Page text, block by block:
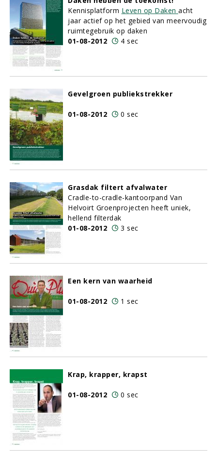
Kennisplatform Leven op Daken acht
jaar actief op het gebied van meervoudig
ruimtegebruik op daken
01-08-2012
4 sec
Gevelgroen publiekstrekker
01-08-2012 0 sec
Grasdak filtert afvalwater
Cradle-to-cradle-kantoorpand Van
Helvoirt Groenprojecten heeft uniek,
hellend filterdak
01-08-2012
3 sec
Een kern van waarheid
01-08-2012 1 sec
Krap, krapper, krapst
01-08-2012 0 sec